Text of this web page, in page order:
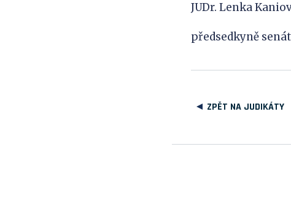
JUDr. Lenka
předsedkyně
ZPĚT NA JUDIKÁTY